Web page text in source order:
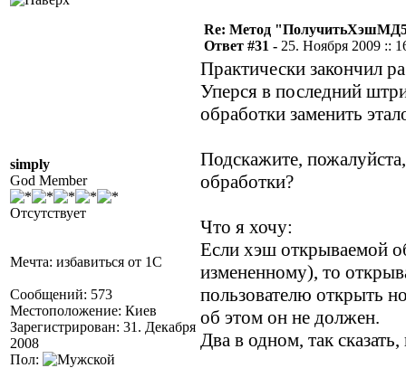
simply
God Member
Отсутствует
Мечта: избавиться от 1С
Сообщений: 573
Местоположение: Киев
Зарегистрирован: 31. Декабря
2008
Пол:
Re: Метод
Ответ #31 - 25. Ноября 2009 ::
Практически закончил
Уперся в последний
обработки заменить
Подскажите,
обработки?
Что я хочу:
Если хэш открываемой
измененному), то
пользователю открыть
об этом он не должен.
Два в одном, так